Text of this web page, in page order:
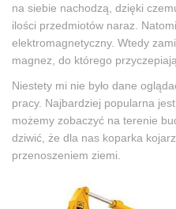
na siebie nachodzą, dzięki
ilości przedmiotów naraz.
elektromagnetyczny. Wtedy
magnez, do którego
Niestety mi nie było dane
pracy. Najbardziej popularna
możemy zobaczyć na terenie
dziwić, że dla nas koparka
przenoszeniem ziemi.